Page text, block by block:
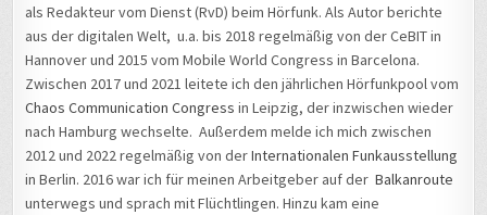
als Redakteur vom Dienst (RvD) beim Hörfunk. Als Autor berichte
aus der digitalen Welt, u.a. bis 2018 regelmäßig von der CeBIT in
Hannover und 2015 vom Mobile World Congress in Barcelona.
Zwischen 2017 und 2021 leitete ich den jährlichen Hörfunkpool vom
Chaos Communication Congress in Leipzig, der inzwischen wieder
nach Hamburg wechselte. Außerdem melde ich mich zwischen
2012 und 2022 regelmäßig von derInternationalen Funkausstellung
in Berlin. 2016 war ich für meinen Arbeitgeber auf derBalkanroute
unterwegs und sprach mit Flüchtlingen. Hinzu kam eine